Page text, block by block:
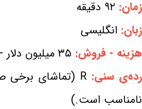
زمان: ۹۲ دقیقه
زبان: انگلیسی
هزینه - فروش: ۳۵ میلیون دلار - ۶۳/۲ میلیون دلار
رده‌ی سنی:
نامناسب است.)